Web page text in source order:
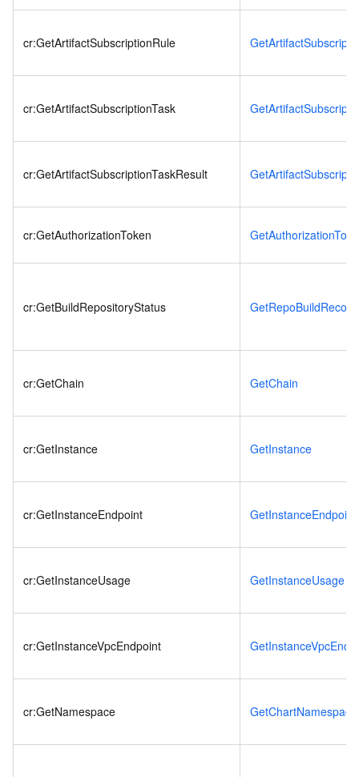
cr:GetArtifactSubscriptionRule
cr:GetArtifactSubscriptionTask
cr:GetArtifactSubscriptionTaskResult
cr:GetAuthorizationToken
cr:GetBuildRepositoryStatus
cr:GetChain GetChain
cr:GetInstance GetInstance
cr:GetInstanceEndpoint GetInstanceEndpoint
cr:GetInstanceUsage GetInstanceUsage
cr:GetInstanceVpcEndpoint
cr:GetNamespace GetChartNamespace